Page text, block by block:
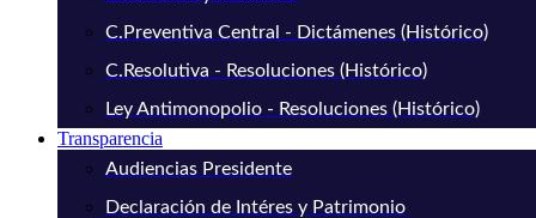
C.Preventiva Central - Dictámenes (Histórico)
C.Resolutiva - Resoluciones (Histórico)
Ley Antimonopolio - Resoluciones (Histórico)
Transparencia
Audiencias Presidente
Declaración de Intéres y Patrimonio